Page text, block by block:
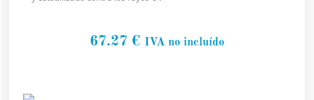
67.27 € IVA no incluído